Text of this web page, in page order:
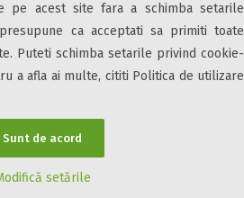
pe acest site fara a schimba setarile
ca acceptati sa primiti toate
Puteti schimba setarile privind cookie-
a afla ai multe, cititi Politica de utilizare
Sunt de acord
setările
dizabilități
utile Parteneri Cazare7 Harta Cazare7